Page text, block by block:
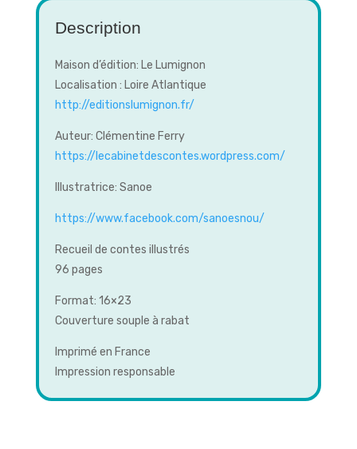
Description
Maison d’édition: Le Lumignon
Localisation : Loire Atlantique
http://editionslumignon.fr/
Auteur: Clémentine Ferry
https://lecabinetdescontes.wordpress.com/
Illustratrice: Sanoe
https://www.facebook.com/sanoesnou/
Recueil de contes illustrés
96 pages
Format: 16×23
Couverture souple à rabat
Imprimé en France
Impression responsable